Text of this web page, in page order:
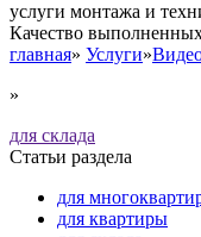
услуги монтажа и
Качество
главная» Услуги»
»
для склада
Статьи раздела
для
для квартиры